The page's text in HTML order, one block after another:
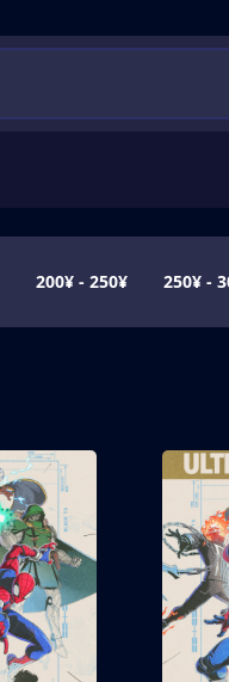
200¥ - 250¥ 250¥ -